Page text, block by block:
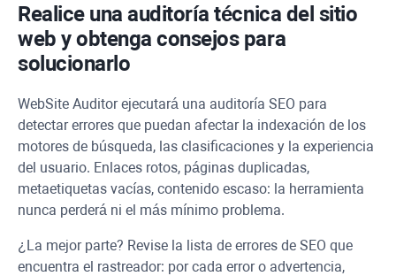
Realice una auditoría técnica del sitio
web y obtenga consejos para
solucionarlo
WebSite Auditorejecutará una auditoría SEO para
detectar errores que puedan afectar la indexación de los
motores de búsqueda, las clasificaciones y la experiencia
del usuario. Enlaces rotos, páginas duplicadas,
metaetiquetas vacías, contenido escaso: la herramienta
nunca perderá ni el más mínimo problema.
¿La mejor parte? Revise la lista de errores de SEO que
encuentra el rastreador: por cada error o advertencia,